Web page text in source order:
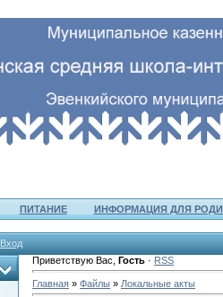
ПИТАНИЕ ИНФОРМАЦИЯ ДЛЯ
Вход
Приветствую Вас Гость · RSS
Главная » Файлы » Локальные акты